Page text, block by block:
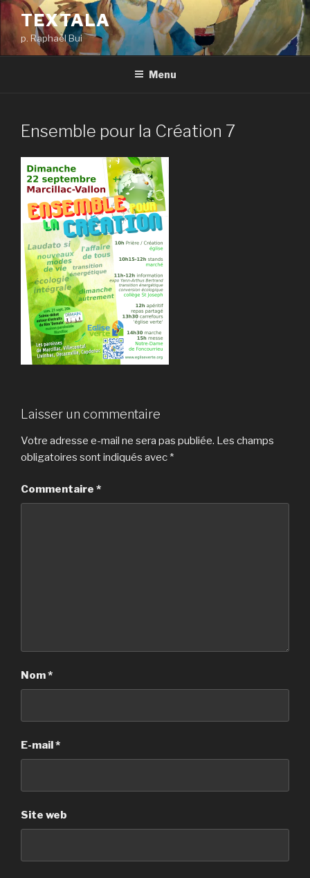
Aller
au
contenu
principal
TEXTALA
p. Raphaël Bui
Menu
Ensemble pour la Création 7
Laisser un commentaire
Votre adresse e-mail ne sera pas publiée. Les champs
obligatoires sont indiqués avec *
Commentaire *
Nom*
E-mail*
Site web